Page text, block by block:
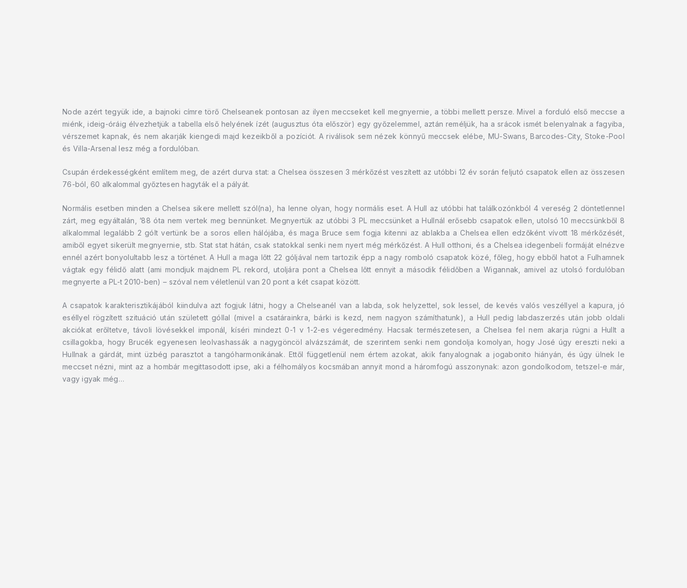
Node azért tegyük ide, a bajnoki címre törő Chelseanek pontosan az ilyen meccseket kell megnyernie, a többi mellett persze. Mivel a forduló első meccse a
miénk, ideig-óráig élvezhetjük a tabella első helyének ízét (augusztus óta először) egy győzelemmel, aztán reméljük, ha a srácok ismét belenyalnak a fagyiba,
vérszemet kapnak, és nem akarják kiengedi majd kezeikből a pozíciót. A riválisok sem nézek könnyű meccsek elébe, MU-Swans, Barcodes-City, Stoke-Pool
és Villa-Arsenal lesz még a fordulóban.
Csupán érdekességként említem meg, de azért durva stat: a Chelsea összesen 3 mérkőzést veszített az utóbbi 12 év során feljutó csapatok ellen az összesen
76-ból, 60 alkalommal győztesen hagyták el a pályát.
Normális esetben minden a Chelsea sikere mellett szól(na), ha lenne olyan, hogy normális eset. A Hull az utóbbi hat találkozónkból 4 vereség 2 döntetlennel
zárt, meg egyáltalán, ’88 óta nem vertek meg bennünket. Megnyertük az utóbbi 3 PL meccsünket a Hullnál erősebb csapatok ellen, utolsó 10 meccsünkből 8
alkalommal legalább 2 gólt vertünk be a soros ellen hálójába, és maga Bruce sem fogja kitenni az ablakba a Chelsea ellen edzőként vívott 18 mérkőzését,
amiből egyet sikerült megnyernie, stb. Stat stat hátán, csak statokkal senki nem nyert még mérkőzést. A Hull otthoni, és a Chelsea idegenbeli formáját elnézve
ennél azért bonyolultabb lesz a történet. A Hull a maga lőtt 22 góljával nem tartozik épp a nagy romboló csapatok közé, főleg, hogy ebből hatot a Fulhamnek
vágtak egy félidő alatt (ami mondjuk majdnem PL rekord, utoljára pont a Chelsea lőtt ennyit a második félidőben a Wigannak, amivel az utolsó fordulóban
megnyerte a PL-t 2010-ben) – szóval nem véletlenül van 20 pont a két csapat között.
A csapatok karakterisztikájából kiindulva azt fogjuk látni, hogy a Chelseanél van a labda, sok helyzettel, sok lessel, de kevés valós veszéllyel a kapura, jó
eséllyel rögzített szituáció után született góllal (mivel a csatárainkra, bárki is kezd, nem nagyon számíthatunk), a Hull pedig labdaszerzés után jobb oldali
akciókat erőltetve, távoli lövésekkel imponál, kíséri mindezt 0-1 v 1-2-es végeredmény. Hacsak természetesen, a Chelsea fel nem akarja rúgni a Hullt a
csillagokba, hogy Brucék egyenesen leolvashassák a nagygöncöl alvázszámát, de szerintem senki nem gondolja komolyan, hogy José úgy ereszti neki a
Hullnak a gárdát, mint üzbég parasztot a tangóharmonikának. Ettől függetlenül nem értem azokat, akik fanyalognak a jogabonito hiányán, és úgy ülnek le
meccset nézni, mint az a hombár megittasodott ipse, aki a félhomályos kocsmában annyit mond a háromfogú asszonynak: azon gondolkodom, tetszel-e már,
vagy igyak még…